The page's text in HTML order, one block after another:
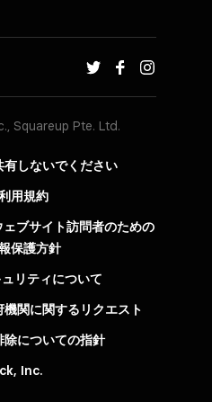
Squareup Pte. Ltd.
有しないでください
用規約
ブサイト訪問者の​ための​
保護方針​
リティについて
関に関するリクエスト
除についての指針
Inc.